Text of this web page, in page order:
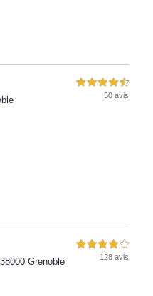
4,5 étoiles sur 5
50 avis
Grenoble
4,0 étoiles sur 5
128 avis